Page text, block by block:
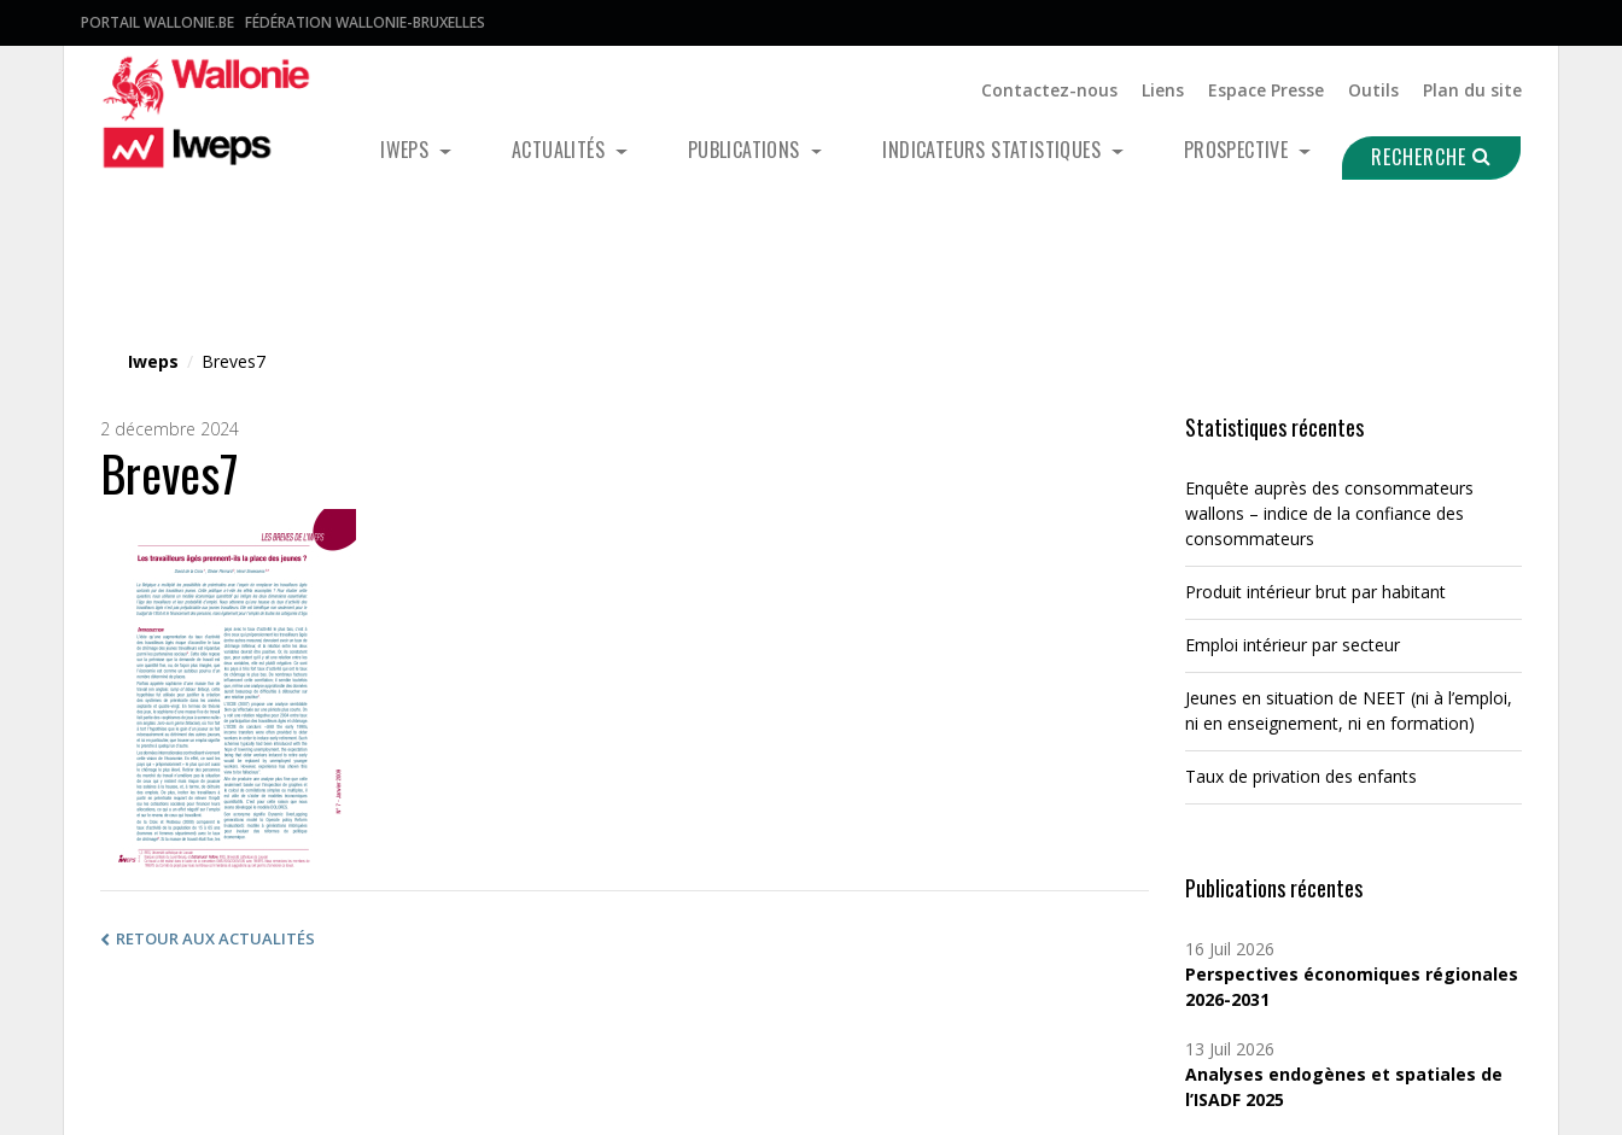
PORTAIL WALLONIE.BE FÉDÉRATION WALLONIE-BRUXELLES
Contactez-nous Liens Espace Presse Outils Plan du site
IWEPS ACTUALITÉS PUBLICATIONS INDICATEURS STATISTIQUES PROSPECTIVE RECHERCHE
Iweps / Breves7
2 décembre 2024
Breves7
RETOUR AUX ACTUALITÉS
Statistiques récentes
Enquête auprès des consommateurs
wallons – indice de la confiance des
consommateurs
Produit intérieur brut par habitant
Emploi intérieur par secteur
Jeunes en situation de NEET (ni à l’emploi,
ni en enseignement, ni en formation)
Taux de privation des enfants
Publications récentes
16 Juil 2026
Perspectives économiques régionales
2026-2031
13 Juil 2026
Analyses endogènes et spatiales de
l’ISADF 2025